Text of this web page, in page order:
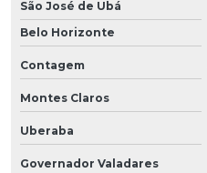
São José de Ubá
Belo Horizonte
Contagem
Montes Claros
Uberaba
Governador Valadares